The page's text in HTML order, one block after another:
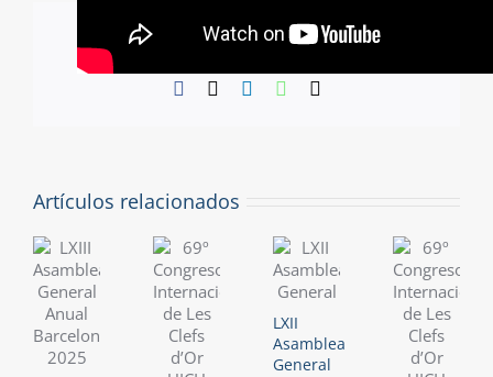
Comparte esta información en su red Social
Facebook
X LinkedInWhatsApp
Correo
Artículos relacionados
LXII
Asamblea
General